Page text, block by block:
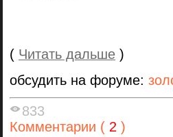
( Читать дальше )
обсудить на форуме:
833
Комментарии ( 2 )